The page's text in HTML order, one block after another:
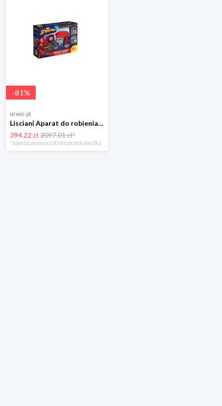
-81%
urwis.pl
Lisciani Aparat do robienia zdjęć Spiderman
394.22 zł2097.01 zł*
*najniższa cena z 30 dni przed obniżką